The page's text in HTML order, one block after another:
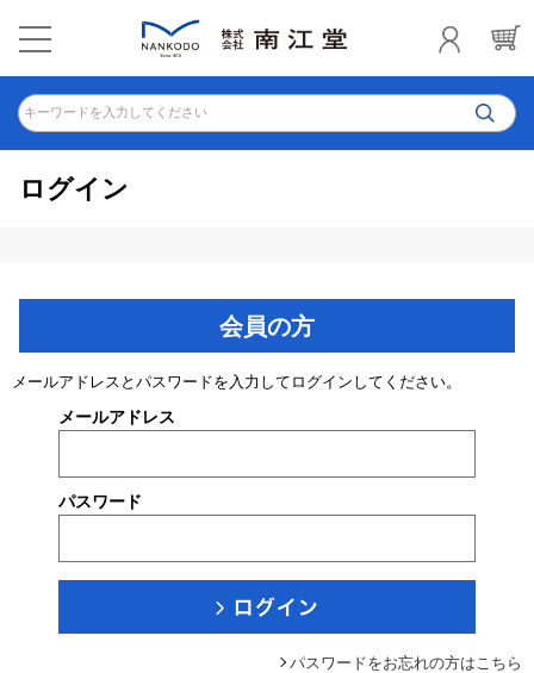
キーワードを入力してください
ログイン
会員の方
メールアドレスとパスワードを入力してログインしてください。
メールアドレス
パスワード
パスワードをお忘れの方はこちら